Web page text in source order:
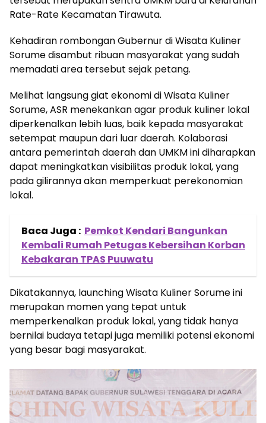
Rate-Rate Kecamatan Tirawuta.
Kehadiran rombongan Gubernur di Wisata Kuliner
Sorume disambut ribuan masyarakat yang sudah
memadati area tersebut sejak petang.
Melihat langsung giat ekonomi di Wisata Kuliner
Sorume, ASR menekankan agar produk kuliner lokal
diperkenalkan lebih luas, baik kepada masyarakat
setempat maupun dari luar daerah. Kolaborasi
antara pemerintah daerah dan UMKM ini diharapkan
dapat meningkatkan visibilitas produk lokal, yang
pada gilirannya akan memperkuat perekonomian
lokal.
Baca Juga : Pemkot Kendari Bangunkan
Kembali Rumah Petugas Kebersihan Korban
Kebakaran TPAS Puuwatu
Dikatakannya, launching Wisata Kuliner Sorume ini
merupakan momen yang tepat untuk
memperkenalkan produk lokal, yang tidak hanya
bernilai budaya tetapi juga memiliki potensi ekonomi
yang besar bagi masyarakat.